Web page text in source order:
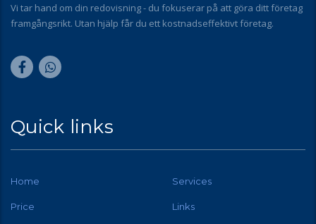
Vi tar hand om din redovisning - du fokuserar på att göra ditt företag
framgångsrikt. Utan hjälp får du ett kostnadseffektivt företag.
Quick links
Home Services
Price Links